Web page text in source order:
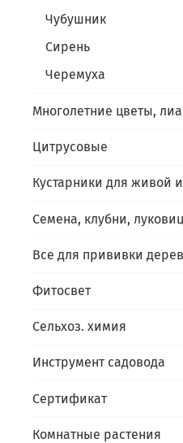
Чубушник
Сирень
Черемуха
Многолетние цветы,
Цитрусовые
Кустарники для живой
Семена, клубни,
Все для прививки
Фитосвет
Сельхоз. химия
Инструмент садовода
Сертификат
Комнатные растения